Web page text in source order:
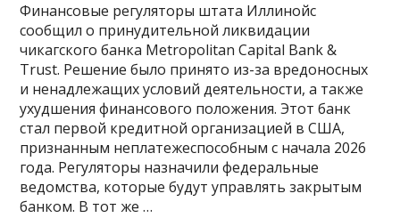
Финансовые регуляторы штата Иллинойс
сообщил о принудительной ликвидации
чикагского банка Metropolitan Capital Bank &
Trust. Решение было принято из-за вредоносных
и ненадлежащих условий деятельности, а также
ухудшения финансового положения. Этот банк
стал первой кредитной организацией в США,
признанным неплатежеспособным с начала 2026
года. Регуляторы назначили федеральные
ведомства, которые будут управлять закрытым
банком. В тот же …